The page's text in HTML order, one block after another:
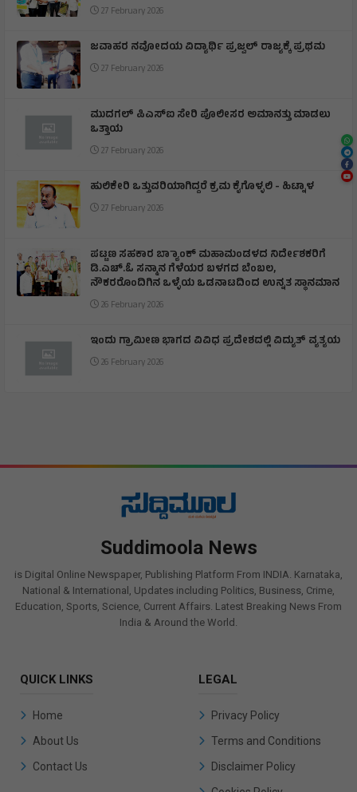
27 February 2026
ಜವಾಹರ ನವೋದಯ ವಿದ್ಯಾರ್ಥಿ ಪ್ರಜ್ವಲ್ ರಾಜ್ಯಕ್ಕೆ ಪ್ರಥಮ
27 February 2026
ಮುದಗಲ್ ಪಿಎಸ್‌ಐ ಸೇರಿ ಪೊಲೀಸರ ಅಮಾನತ್ತು ಮಾಡಲು
ಒತ್ತಾಯ
27 February 2026
ಹುಲಿಕೇರಿ ಒತ್ತುವರಿಯಾಗಿದ್ದರೆ ಕ್ರಮ ಕೈಗೊಳ್ಳಲಿ - ಹಿಟ್ನಾಳ
27 February 2026
ಪಟ್ಟಣ ಸಹಕಾರ ಬ್ಯಾಾಂಕ್ ಮಹಾಮಂಡಳದ ನಿರ್ದೇಶಕರಿಗೆ
ಡಿ.ಎಚ್.ಓ ಸನ್ಮಾನ ಗೆಳೆಯರ ಬಳಗದ ಬೆಂಬಲ,
ನೌಕರರೊಂದಿಗಿನ ಒಳ್ಳೆಯ ಒಡನಾಟದಿಂದ ಉನ್ನತ ಸ್ಥಾನಮಾನ
26 February 2026
ಇಂದು ಗ್ರಾಮೀಣ ಭಾಗದ ವಿವಿಧ ಪ್ರದೇಶದಲ್ಲಿ ವಿದ್ಯುತ್ ವ್ಯತ್ಯಯ
26 February 2026
Suddimoola News
is Digital Online Newspaper, Publishing Platform From INDIA. Karnataka,
National & International, Updates including Politics, Business, Crime,
Education, Sports, Science, Current Affairs. Latest Breaking News From
India & Around the World.
QUICK LINKS
Home
About Us
Contact Us
LEGAL
Privacy Policy
Terms and Conditions
Disclaimer Policy